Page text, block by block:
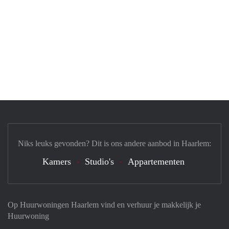
Op Huurwoningen Haarlem vind en verhuur je makkelijk je
Huurwoning
Niks leuks gevonden? Dit is ons andere aanbod in Haarlem:
Kamers Studio's Appartementen